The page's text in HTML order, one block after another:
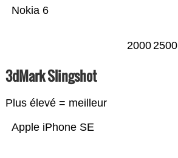
Nokia 6
20002500
3dMark Slingshot
Plus élevé = meilleur
Apple iPhone SE